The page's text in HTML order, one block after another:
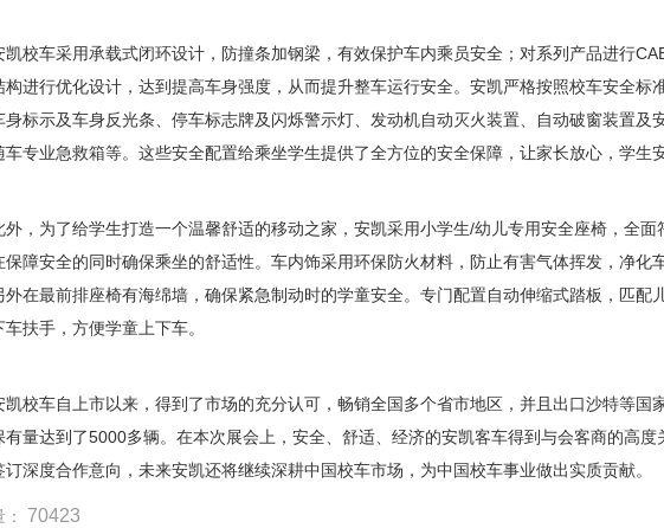
车采用承载式闭环设计，防撞条加钢梁，有效保护车内乘员安全；对系列产品进行
构进行优化设计，达到提高车身强度，从而提升整车运行安全。安凯严格按照校车安全标
身标示及车身反光条、停车标志牌及闪烁警示灯、发动机自动灭火装置、自动破窗装置及
车专业急救箱等。这些安全配置给乘坐学生提供了全方位的安全保障，让家长放心，学生
为了给学生打造一个温馨舒适的移动之家，安凯采用小学生/幼儿专用安全座椅，全面
保障安全的同时确保乘坐的舒适性。车内饰采用环保防火材料，防止有害气体挥发，净化
外在最前排座椅有海绵墙，确保紧急制动时的学童安全。专门配置自动伸缩式踏板，匹配
车扶手，方便学童上下车。
车自上市以来，得到了市场的充分认可，畅销全国多个省市地区，并且出口沙特等国
有量达到了5000多辆。在本次展会上，安全、舒适、经济的安凯客车得到与会客商的高度
订深度合作意向，未来安凯还将继续深耕中国校车市场，为中国校车事业做出实质贡献。
70423